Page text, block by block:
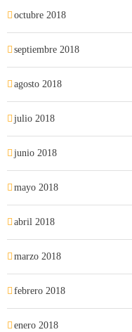
octubre 2018
septiembre 2018
agosto 2018
julio 2018
junio 2018
mayo 2018
abril 2018
marzo 2018
febrero 2018
enero 2018